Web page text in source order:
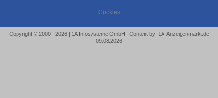
Cookies
Copyright © 2000 - 2026 | 1A Infosysteme GmbH | Content by: 1A-Anzeigenmarkt.de
09.08.2026